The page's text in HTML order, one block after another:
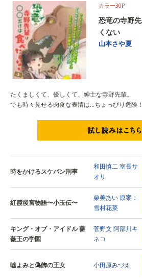
カラー30P
恐竜の寺野
くない
山本さや夏
たくましくて、優しくて、紳士な寺野先輩。
でも時々見せる肉食な表情は…ちょっぴり危険
時をかけるスケバン刑事
和田慎二室長サ
オリ
紅霞後宮物語〜小玉伝〜
栗美あい 原案：
雪村花菜
キング・オブ・アイドル 薔
薇王の学園
菅野文 阿部川キ
ネコ
嘘よみと偽飾の王女 小田原みづえ